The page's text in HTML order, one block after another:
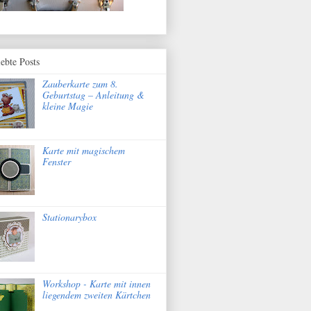
Posts
Zauberkarte zum 8.
Geburtstag – Anleitung &
kleine Magie
Karte mit magischem
Fenster
Stationarybox
Workshop - Karte mit innen
liegendem zweiten Kärtchen